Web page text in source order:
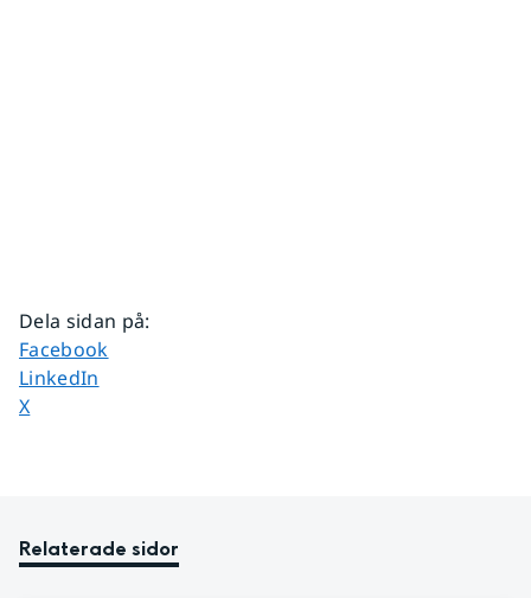
Dela sidan på:
Dela sidan på
Facebook
Dela sidan på
LinkedIn
Dela sidan på
X
Relaterade sidor